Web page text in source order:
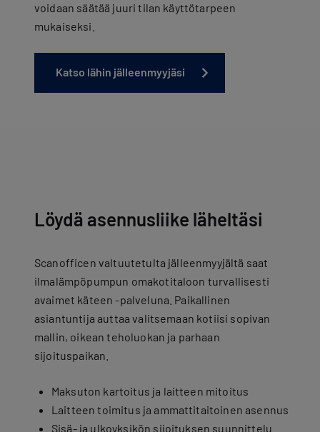
voidaan säätää juuri tilan käyttötarpeen
mukaiseksi.
Katso lähin jälleenmyyjäsi
Löydä asennusliike läheltäsi
Scanofficen valtuutetulta jälleenmyyjältä saat
ilmalämpöpumpun omakotitaloon turvallisesti
avaimet käteen -palveluna. Paikallinen
asiantuntija auttaa valitsemaan kotiisi sopivan
mallin, oikean teholuokan ja parhaan
sijoituspaikan.
Maksuton kartoitus ja laitteen mitoitus
Laitteen toimitus ja ammattitaitoinen asennus
Sisä- ja ulkoyksikön sijoituksen suunnittelu